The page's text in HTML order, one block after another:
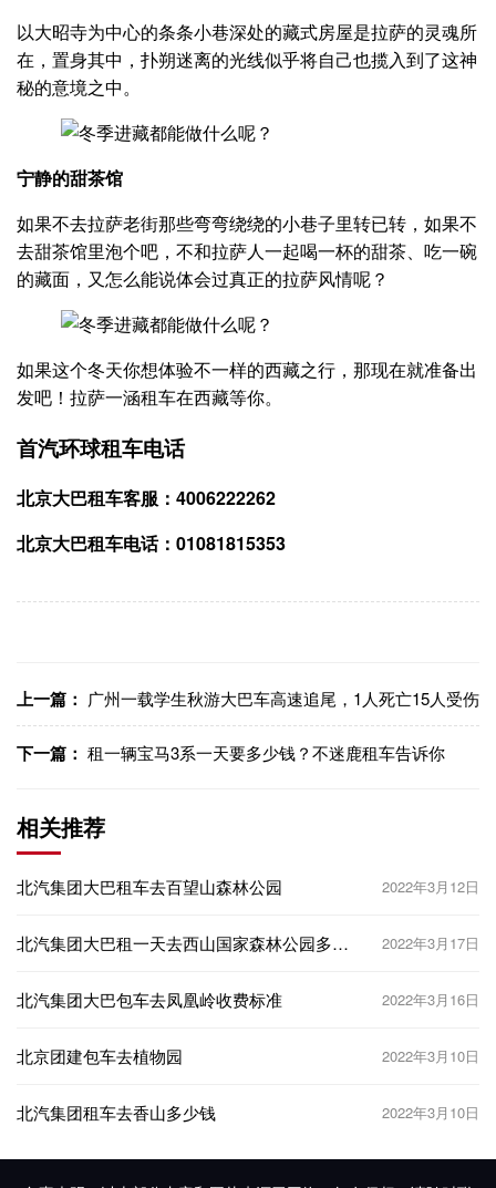
以大昭寺为中心的条条小巷深处的藏式房屋是拉萨的灵魂所
在，置身其中，扑朔迷离的光线似乎将自己也揽入到了这神
秘的意境之中。
宁静的甜茶馆
如果不去拉萨老街那些弯弯绕绕的小巷子里转已转，如果不
去甜茶馆里泡个吧，不和拉萨人一起喝一杯的甜茶、吃一碗
的藏面，又怎么能说体会过真正的拉萨风情呢？
如果这个冬天你想体验不一样的西藏之行，那现在就准备出
发吧！拉萨一涵租车在西藏等你。
首汽环球租车电话
北京大巴租车客服：4006222262
北京大巴租车电话：01081815353
上一篇： 广州一载学生秋游大巴车高速追尾，1人死亡15人受伤
下一篇： 租一辆宝马3系一天要多少钱？不迷鹿租车告诉你
相关推荐
北汽集团大巴租车去百望山森林公园 2022年3月12日
北汽集团大巴租一天去西山国家森林公园多少
2022年3月17日
北汽集团大巴包车去凤凰岭收费标准 2022年3月16日
北京团建包车去植物园 2022年3月10日
北汽集团租车去香山多少钱 2022年3月10日